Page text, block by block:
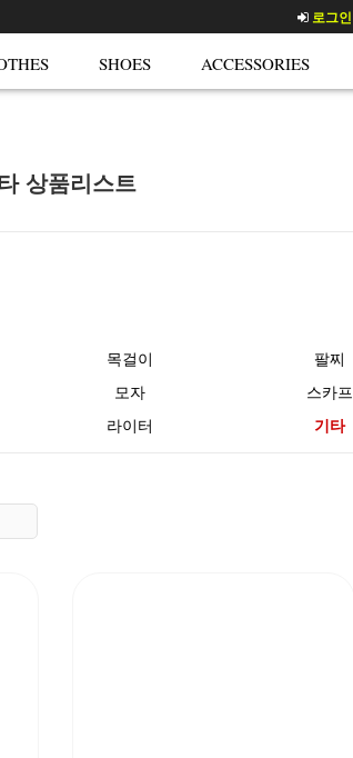
로그인
SHOES ACCESSORIES
상품리스트
목걸이 팔찌
모자 스카프
라이터 기타